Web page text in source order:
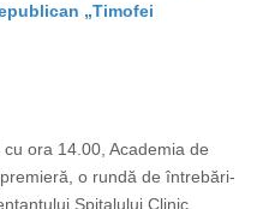
„Timofei
ora 14.00, Academia de
o rundă de întrebări-
Spitalului Clinic